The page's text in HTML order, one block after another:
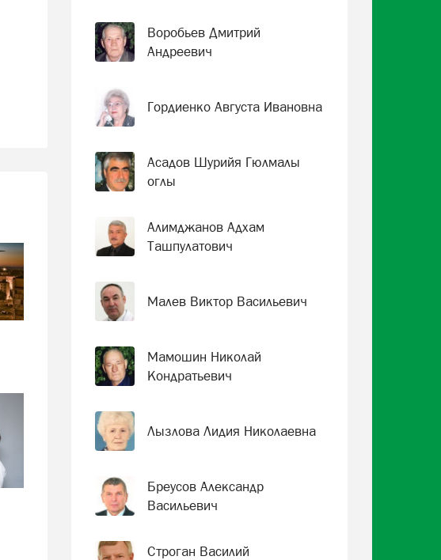
Воробьев Дмитрий
Андреевич
Гордиенко Августа Ивановна
Асадов Шурийя Гюлмалы
оглы
Алимджанов Адхам
Ташпулатович
Малев Виктор Васильевич
Мамошин Николай
Кондратьевич
Лызлова Лидия Николаевна
Бреусов Александр
Васильевич
Строган Василий